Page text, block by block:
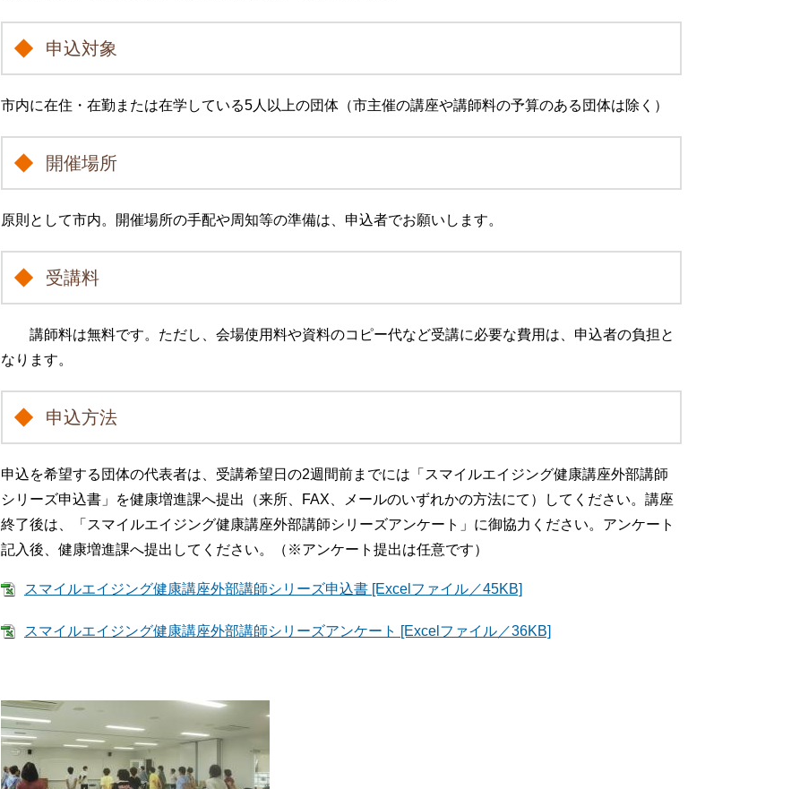
申込対象
市内に在住・在勤または在学している5人以上の団体（市主催の講座や講師料の予算のある団体は除く）
開催場所
原則として市内。開催場所の手配や周知等の準備は、申込者でお願いします。
受講料
講師料は無料です。ただし、会場使用料や資料のコピー代など受講に必要な費用は、申込者の負担と
なります。
申込方法
申込を希望する団体の代表者は、受講希望日の2週間前までには「スマイルエイジング健康講座外部講師
シリーズ申込書」を健康増進課へ提出（来所、FAX、メールのいずれかの方法にて）してください。講座
終了後は、「スマイルエイジング健康講座外部講師シリーズアンケート」に御協力ください。アンケート
記入後、健康増進課へ提出してください。（※アンケート提出は任意です）
スマイルエイジング健康講座外部講師シリーズ申込書 [Excelファイル／45KB]
スマイルエイジング健康講座外部講師シリーズアンケート [Excelファイル／36KB]